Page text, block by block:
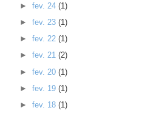
► fev. 24 (1)
► fev. 23 (1)
► fev. 22 (1)
► fev. 21 (2)
► fev. 20 (1)
► fev. 19 (1)
► fev. 18 (1)